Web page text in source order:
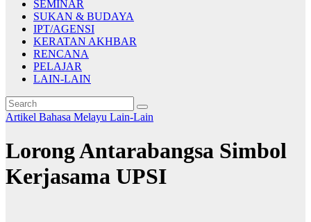
SEMINAR
SUKAN & BUDAYA
IPT/AGENSI
KERATAN AKHBAR
RENCANA
PELAJAR
LAIN-LAIN
Artikel Bahasa Melayu Lain-Lain
Lorong Antarabangsa Simbol
Kerjasama UPSI